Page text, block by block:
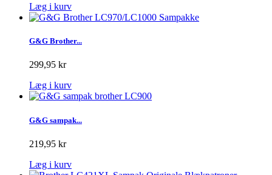
Læg i kurv
G&G Brother...
299,95 kr
Læg i kurv
G&G sampak...
219,95 kr
Læg i kurv